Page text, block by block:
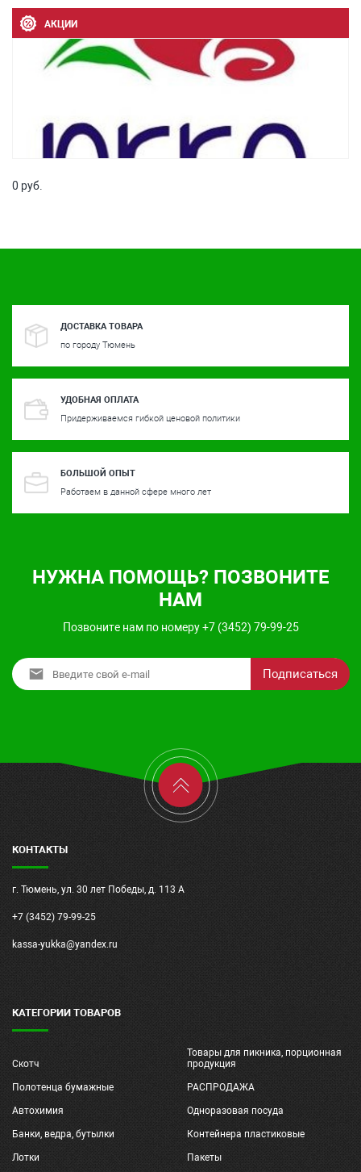
АКЦИИ
0 руб.
ДОСТАВКА ТОВАРА
по городу Тюмень
УДОБНАЯ ОПЛАТА
Придерживаемся гибкой ценовой политики
БОЛЬШОЙ ОПЫТ
Работаем в данной сфере много лет
НУЖНА ПОМОЩЬ? ПОЗВОНИТЕ
НАМ
Позвоните нам по номеру +7 (3452) 79-99-25
Подписаться
КОНТАКТЫ
г. Тюмень, ул. 30 лет Победы, д. 113 А
+7 (3452) 79-99-25
kassa-yukka@yandex.ru
КАТЕГОРИИ ТОВАРОВ
Скотч
Товары для пикника, порционная
продукция
Полотенца бумажные РАСПРОДАЖА
Автохимия Одноразовая посуда
Банки, ведра, бутылки Контейнера пластиковые
Лотки Пакеты